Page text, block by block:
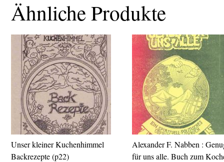
Ähnliche Produkte
Unser kleiner Kuchenhimmel
Backrezepte (p22)
Alexander F. Nabben :
für uns alle. Buch zum